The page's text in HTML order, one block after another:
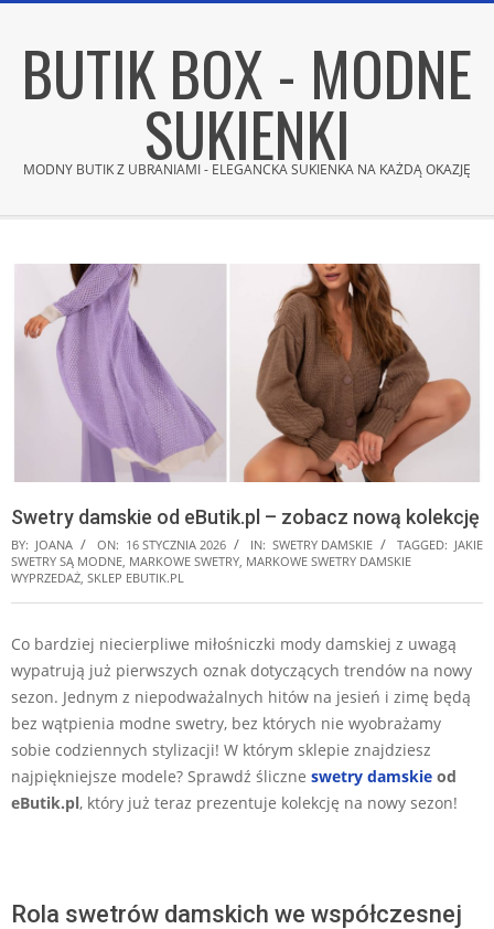
contentBUTIK BOX - MODNE
SUKIENKI
MODNY BUTIK Z UBRANIAMI - ELEGANCKA SUKIENKA NA KAŻDĄ OKAZJĘ
Swetry damskie od eButik.pl – zobacz nową kolekcję
BY: JOANA ON: 16 STYCZNIA 2026 IN: SWETRY DAMSKIE TAGGED: JAKIE
SWETRY SĄ MODNE MARKOWE SWETRY MARKOWE SWETRY DAMSKIE
WYPRZEDAŻ SKLEP EBUTIK.PL
Co bardziej niecierpliwe miłośniczki mody damskiej z uwagą
wypatrują już pierwszych oznak dotyczących trendów na nowy
sezon. Jednym z niepodważalnych hitów na jesień i zimę będą
bez wątpienia modne swetry, bez których nie wyobrażamy
sobie codziennych stylizacji! W którym sklepie znajdziesz
najpiękniejsze modele? Sprawdź śliczne swetry damskie od
eButik.pl, który już teraz prezentuje kolekcję na nowy sezon!
Rola swetrów damskich we współczesnej